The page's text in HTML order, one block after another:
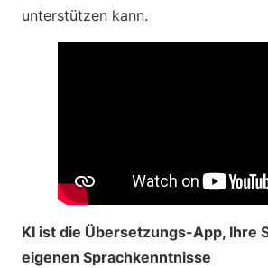
unterstützen kann.
KI ist die Übersetzungs-App, Ihre
eigenen Sprachkenntnisse